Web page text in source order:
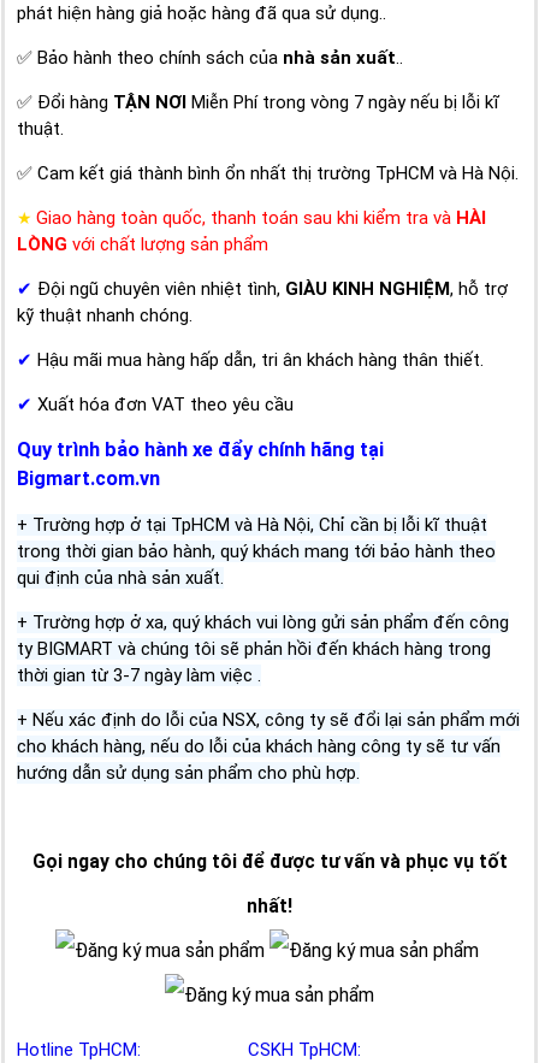
phát hiện hàng giả hoặc hàng đã qua sử dụng..
✅ Bảo hành theo chính sách của nhà sản xuất..
✅ Đổi hàng TẬN NƠI Miễn Phí trong vòng 7 ngày nếu bị lỗi kĩ
thuật.
✅ Cam kết giá thành bình ổn nhất thị trường TpHCM và Hà Nội.
★ Giao hàng toàn quốc, thanh toán sau khi kiểm tra và HÀI
LÒNG với chất lượng sản phẩm
✔ Đội ngũ chuyên viên nhiệt tình, GIÀU KINH NGHIỆM, hỗ trợ
kỹ thuật nhanh chóng.
✔ Hậu mãi mua hàng hấp dẫn, tri ân khách hàng thân thiết.
✔ Xuất hóa đơn VAT theo yêu cầu
Quy trình bảo hành xe đẩy chính hãng tại
Bigmart.com.vn
+ Trường hợp ở tại TpHCM và Hà Nội, Chỉ cần bị lỗi kĩ thuật
trong thời gian bảo hành, quý khách mang tới bảo hành theo
qui định của nhà sản xuất.
+ Trường hợp ở xa, quý khách vui lòng gửi sản phẩm đến công
ty BIGMART và chúng tôi sẽ phản hồi đến khách hàng trong
thời gian từ 3-7 ngày làm việc .
+ Nếu xác định do lỗi của NSX, công ty sẽ đổi lại sản phẩm mới
cho khách hàng, nếu do lỗi của khách hàng công ty sẽ tư vấn
hướng dẫn sử dụng sản phẩm cho phù hợp.
Gọi ngay cho chúng tôi để được tư vấn và phục vụ tốt
nhất!
Hotline TpHCM: CSKH TpHCM: